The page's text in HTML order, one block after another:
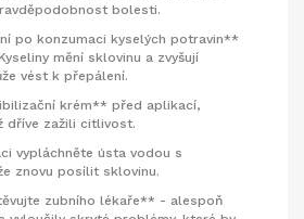
bolesti.
po konzumaci kyselých potravin**
mění sklovinu a zvyšují
vést k přepálení.
krém** před aplikací,
dříve zažili citlivost.
vypláchněte ústa vodou s
znovu posílit sklovinu.
zubního lékaře** - alespoň